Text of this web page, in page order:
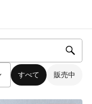
すべて 販売中